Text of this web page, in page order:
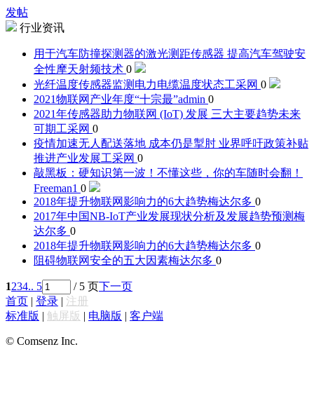
发帖
行业资讯
用于汽车防撞探测器的激光测距传感器 提高汽车驾驶安
全性摩天射频技术 0
光纤温度传感器监测电力电缆温度状态工采网 0
2021物联网产业年度“十宗最”admin 0
2021年传感器助力物联网 (IoT) 发展 三大主要趋势未来
可期工采网 0
疫情加速无人配送落地 成本仍是掣肘 业界呼吁政策补贴
推进产业发展工采网 0
敲黑板：硬知识第一波！不懂这些，你的车随时会翻！
Freeman1 0
2018年提升物联网影响力的6大趋势梅达尔多 0
2017年中国NB-IoT产业发展现状分析及发展趋势预测梅
达尔多 0
2018年提升物联网影响力的6大趋势梅达尔多 0
阻碍物联网安全的五大因素梅达尔多 0
1234.. 5 / 5 页下一页
首页 | 登录 | 注册
标准版 | 触屏版 | 电脑版 | 客户端
© Comsenz Inc.